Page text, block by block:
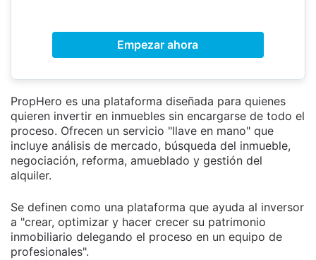
Empezar ahora
PropHero es una plataforma diseñada para quienes
quieren invertir en inmuebles sin encargarse de todo el
proceso. Ofrecen un servicio "llave en mano" que
incluye análisis de mercado, búsqueda del inmueble,
negociación, reforma, amueblado y gestión del
alquiler.
Se definen como una plataforma que ayuda al inversor
a "crear, optimizar y hacer crecer su patrimonio
inmobiliario delegando el proceso en un equipo de
profesionales".